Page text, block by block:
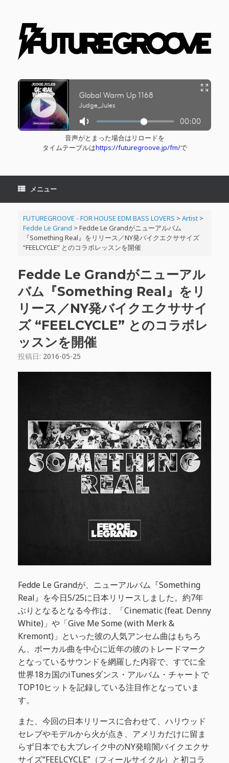
音声がとまった場合はリロードを
タイムテーブルはhttps://futuregroove.jp/fm/で
メニュー
FUTUREGROOVE - FOR HOUSE EDM BASS LOVERS > Artist>
Fedde Le Grand > Fedde Le Grandがニューアルバム
『Something Real』をリリース／NY発バイクエクササイズ
“FEELCYCLE” とのコラボレッスンを開催
Fedde Le Grandがニューアル
バム『Something Real』をリ
リース／NY発バイクエクササイ
ズ “FEELCYCLE” とのコラボレ
ッスンを開催
投稿日: 2016-05-25
Fedde Le Grandが、ニューアルバム『Something
Real』を今日5/25に日本リリースしました。約7年
ぶりとなるとなる今作は、「Cinematic (feat. Denny
White)」や「Give Me Some (with Merk &
Kremont)」といった彼の人気アンセム曲はもちろ
ん、ボーカル曲を中心に近年の彼のトレードマーク
となっているサウンドを網羅した内容で、すでに全
世界18カ国のiTunesダンス・アルバム・チャートで
TOP10ヒットを記録している注目作となっていま
す。
また、今回の日本リリースに合わせて、ハリウッド
セレブやモデルから火が点き、アメリカだけに留ま
らず日本でも大ブレイク中のNY発暗闇バイクエクサ
サイズ“FEELCYCLE”（フィールサイクル）と初コラ